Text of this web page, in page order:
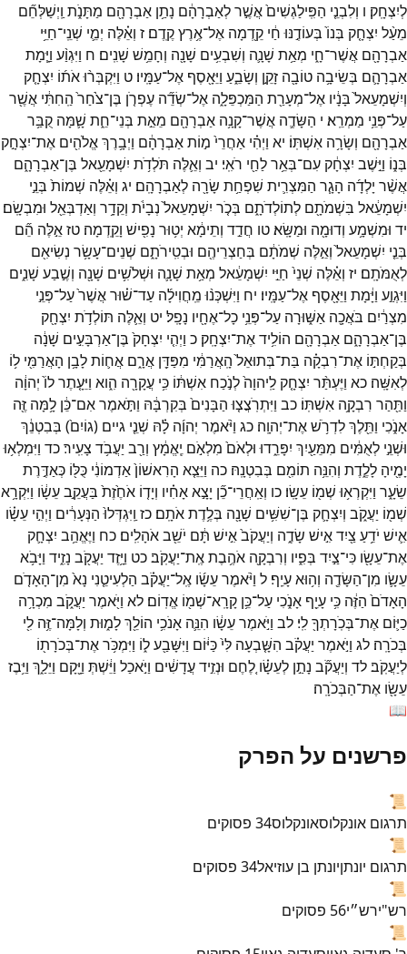
לְיִצְחָֽק׃ ו וְלִבְנֵ֤י הַפִּֽילַגְשִׁים֙אֲשֶׁ֣רלְאַבְרָהָ֔ם נָתַ֥ן אַבְרָהָ֖ם מַתָּנֹ֑ת וַֽיְשַׁלְּחֵ֞ם
מֵעַ֨ל יִצְחָ֤ק בְּנוֹ֙ בְּעוֹדֶ֣נּוּ חַ֔י קֵ֖דְמָה אֶל־אֶ֥רֶץקֶֽדֶם׃ ז וְאֵ֗לֶּה יְמֵ֛י שְׁנֵֽי־חַיֵּ֥י
אַבְרָהָ֖ם אֲשֶׁר־חָ֑י מְאַ֥ת שָׁנָ֛ה וְשִׁבְעִ֥ים שָׁנָ֖ה וְחָמֵ֥שׁ שָׁנִֽים׃ ח וַיִּגְוַ֨ע וַיָּ֧מָת
אַבְרָהָ֛ם בְּשֵׂיבָ֥ה טוֹבָ֖ה זָקֵ֣ן וְשָׂבֵ֑עַ וַיֵּאָ֖סֶף אֶל־עַמָּֽיו׃ ט וַיִּקְבְּר֨וּאֹת֜וֹ יִצְחָ֤ק
וְיִשְׁמָעֵאל֙ בָּנָ֔יו אֶל־מְעָרַ֖ת הַמַּכְפֵּלָ֑ה אֶל־שְׂדֵ֞ה עֶפְרֹ֤ן בֶּן־צֹ֙חַר֙ הַֽחִתִּ֔י אֲשֶׁ֖ר
עַל־פְּנֵ֥י מַמְרֵֽא׃ י הַשָּׂדֶ֛ה אֲשֶׁר־קָנָ֥ה אַבְרָהָ֖ם מֵאֵ֣ת בְּנֵי־חֵ֑ת שָׁ֛מָּה קֻבַּ֥ר
אַבְרָהָ֖ם וְשָׂרָ֥ה אִשְׁתּֽוֹ׃ יא וַיְהִ֗י אַחֲרֵי֙ מ֣וֹתאַבְרָהָ֔ם וַיְבָ֥רֶךְאֱלֹהִ֖ים אֶת־יִצְחָ֣ק
בְּנ֑וֹ וַיֵּ֣שֶׁב יִצְחָ֔ק עִם־בְּאֵ֥רלַחַ֖י רֹאִֽי׃ יב וְאֵ֛לֶּה תֹּלְדֹ֥ת יִשְׁמָעֵ֖אל בֶּן־אַבְרָהָ֑ם
אֲשֶׁ֨ר יָלְדָ֜ה הָגָ֧ר הַמִּצְרִ֛ית שִׁפְחַ֥ת שָׂרָ֖ה לְאַבְרָהָֽם׃ יג וְאֵ֗לֶּה שְׁמוֹת֙ בְּנֵ֣י
יִשְׁמָעֵ֔אל בִּשְׁמֹתָ֖ם לְתוֹלְדֹתָ֑ם בְּכֹ֤ר יִשְׁמָעֵאל֙ נְבָיֹ֔ת וְקֵדָ֥ר וְאַדְבְּאֵ֖ל וּמִבְשָֽׂם׃
יד וּמִשְׁמָ֥ע וְדוּמָ֖ה וּמַשָּֽׂא׃טו חֲדַ֣ד וְתֵימָ֔א יְט֥וּר נָפִ֖ישׁ וָקֵֽדְמָה׃ טזאֵ֣לֶּה הֵ֞ם
בְּנֵ֤י יִשְׁמָעֵאל֙ וְאֵ֣לֶּה שְׁמֹתָ֔ם בְּחַצְרֵיהֶ֖ם וּבְטִֽירֹתָ֑ם שְׁנֵים־עָשָׂ֥ר נְשִׂיאִ֖ם
לְאֻמֹּתָֽם׃ יז וְאֵ֗לֶּה שְׁנֵי֙ חַיֵּ֣י יִשְׁמָעֵ֔אל מְאַ֥ת שָׁנָ֛ה וּשְׁלֹשִׁ֥ים שָׁנָ֖ה וְשֶׁ֣בַע שָׁנִ֑ים
וַיִּגְוַ֣ע וַיָּ֔מָת וַיֵּאָ֖סֶף אֶל־עַמָּֽיו׃ יח וַיִּשְׁכְּנ֨וּ מֵֽחֲוִילָ֜ה עַד־שׁ֗וּראֲשֶׁר֙עַל־פְּנֵ֣י
מִצְרַ֔יִם בֹּאֲכָ֖ה אַשּׁ֑וּרָה עַל־פְּנֵ֥י כָל־אֶחָ֖יו נָפָֽל׃ יט וְאֵ֛לֶּה תּוֹלְדֹ֥ת יִצְחָ֖ק
בֶּן־אַבְרָהָ֑ם אַבְרָהָ֖ם הוֹלִ֥ידאֶת־יִצְחָֽק׃ כ וַיְהִ֤י יִצְחָק֙ בֶּן־אַרְבָּעִ֣ים שָׁנָ֔ה
בְּקַחְתּ֣וֹ אֶת־רִבְקָ֗ה בַּת־בְּתוּאֵל֙ הָֽאֲרַמִּ֔י מִפַּדַּ֖ן אֲרָ֑ם אֲח֛וֹתלָבָ֥ן הָאֲרַמִּ֖י ל֥וֹ
לְאִשָּֽׁה׃ כא וַיֶּעְתַּ֨ר יִצְחָ֤ק לַֽיהוָה֙לְנֹ֣כַח אִשְׁתּ֔וֹ כִּ֥י עֲקָרָ֖ה הִ֑וא וַיֵּעָ֤תֶרלוֹ֙ יְהוָ֔ה
וַתַּ֖הַר רִבְקָ֥ה אִשְׁתּֽוֹ׃ כב וַיִּתְרֹֽצֲצ֤וּ הַבָּנִים֙ בְּקִרְבָּ֔הּ וַתֹּ֣אמֶראִם־כֵּ֔ן לָ֥מָּה זֶּ֖ה
אָנֹ֑כִי וַתֵּ֖לֶךְלִדְרֹ֥שׁאֶת־יְהוָֽה׃ כג וַיֹּ֨אמֶר יְהוָ֜ה לָ֗הּ שְׁנֵ֤י גיים (גוֹיִם֙) בְּבִטְנֵ֔ךְ
וּשְׁנֵ֣י לְאֻמִּ֔ים מִמֵּעַ֖יִךְ יִפָּרֵ֑דוּ וּלְאֹם֙ מִלְאֹ֣ם יֶֽאֱמָ֔ץ וְרַ֖ב יַעֲבֹ֥ד צָעִֽיר׃כד וַיִּמְלְא֥וּ
יָמֶ֖יהָ לָלֶ֑דֶת וְהִנֵּ֥ה תוֹמִ֖ם בְּבִטְנָֽהּ׃ כה וַיֵּצֵ֤א הָרִאשׁוֹן֙אַדְמוֹנִ֔י כֻּלּ֖וֹ כְּאַדֶּ֣רֶת
שֵׂעָ֑ר וַיִּקְרְא֥וּ שְׁמ֖וֹ עֵשָֽׂו׃ כו וְאַֽחֲרֵי־כֵ֞ן יָצָ֣אאָחִ֗יו וְיָד֤וֹ אֹחֶ֙זֶת֙ בַּעֲקֵ֣בעֵשָׂ֔ו וַיִּקְרָ֥א
שְׁמ֖וֹ יַעֲקֹ֑ב וְיִצְחָ֛ק בֶּן־שִׁשִּׁ֥ים שָׁנָ֖ה בְּלֶ֥דֶתאֹתָֽם׃ כז וַֽיִּגְדְּלוּ֙ הַנְּעָרִ֔ים וַיְהִ֣י עֵשָׂ֗ו
אִ֛ישׁ יֹדֵ֥עַ צַ֖יִדאִ֣ישׁ שָׂדֶ֑ה וְיַעֲקֹב֙אִ֣ישׁ תָּ֔ם יֹשֵׁ֖באֹהָלִֽים׃ כח וַיֶּאֱהַ֥ב יִצְחָ֛ק
אֶת־עֵשָׂ֖ו כִּי־צַ֣יִד בְּפִ֑יו וְרִבְקָ֖ה אֹהֶ֥בֶתאֶֽת־יַעֲקֹֽב׃כט וַיָּ֥זֶד יַעֲקֹ֖ב נָזִ֑יד וַיָּבֹ֥א
עֵשָׂ֛ו מִן־הַשָּׂדֶ֖ה וְה֥וּאעָיֵֽף׃ ל וַיֹּ֨אמֶרעֵשָׂ֜ו אֶֽל־יַעֲקֹ֗ב הַלְעִיטֵ֤נִי נָא֙ מִן־הָאָדֹ֤ם
הָאָדֹם֙ הַזֶּ֔ה כִּ֥י עָיֵ֖ף אָנֹ֑כִי עַל־כֵּ֥ן קָרָֽא־שְׁמ֖וֹ אֱדֽוֹם׃ לא וַיֹּ֖אמֶר יַעֲקֹ֑ב מִכְרָ֥ה
כַיּ֛וֹם אֶת־בְּכֹֽרָתְךָ֖לִֽי׃ לב וַיֹּ֣אמֶרעֵשָׂ֔ו הִנֵּ֛ה אָנֹכִ֥י הוֹלֵ֖ךְלָמ֑וּת וְלָמָּה־זֶּ֥ה לִ֖י
בְּכֹרָֽה׃ לג וַיֹּ֣אמֶר יַעֲקֹ֗ב הִשָּׁ֤בְעָה לִּי֙כַּיּ֔וֹם וַיִּשָּׁבַ֖על֑וֹ וַיִּמְכֹּ֥ראֶת־בְּכֹרָת֖וֹ
לְיַעֲקֹֽב׃לד וְיַעֲקֹ֞ב נָתַ֣ן לְעֵשָׂ֗ו לֶ֚חֶם וּנְזִ֣ידעֲדָשִׁ֔ים וַיֹּ֣אכַל וַיֵּ֔שְׁתְּ וַיָּ֖קָם וַיֵּלַ֑ךְ וַיִּ֥בֶז
עֵשָׂ֖ו אֶת־הַבְּכֹרָֽה׃
📖
פרשנים על הפרק
📜
תרגום אונקלוסאונקלוס34 פסוקים
📜
תרגום יונתןיונתן בן עוזיאל34 פסוקים
📜
רש"ירש״י56 פסוקים
📜